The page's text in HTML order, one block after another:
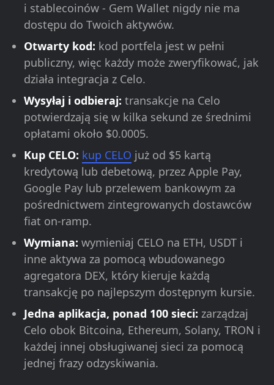
i stablecoinów - Gem Wallet nigdy nie ma
dostępu do Twoich aktywów.
Otwarty kod: kod portfela jest w pełni
publiczny, więc każdy może zweryfikować, jak
działa integracja z Celo.
Wysyłaj i odbieraj: transakcje na Celo
potwierdzają się w kilka sekund ze średnimi
opłatami około $0.0005.
Kup CELO: kup CELO już od $5 kartą
kredytową lub debetową, przez Apple Pay,
Google Pay lub przelewem bankowym za
pośrednictwem zintegrowanych dostawców
fiat on-ramp.
Wymiana: wymieniaj CELO na ETH, USDT i
inne aktywa za pomocą wbudowanego
agregatora DEX, który kieruje każdą
transakcję po najlepszym dostępnym kursie.
Jedna aplikacja, ponad 100 sieci: zarządzaj
Celo obok Bitcoina, Ethereum, Solany, TRON i
każdej innej obsługiwanej sieci za pomocą
jednej frazy odzyskiwania.